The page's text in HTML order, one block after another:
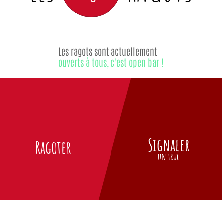
Ragoter
Les ragots sont actuellement
ouverts à tous, c'est open bar !
Signaler
un truc